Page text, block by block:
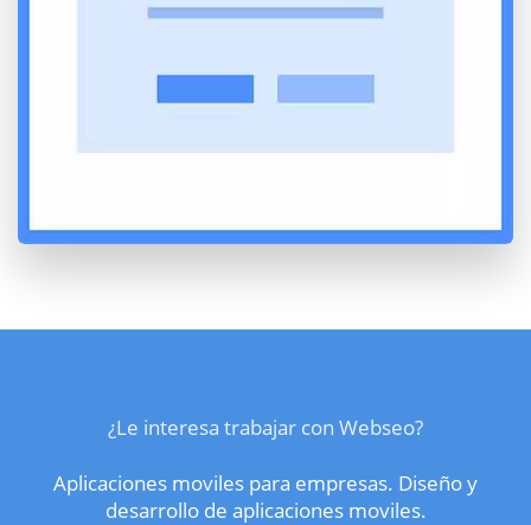
¿Le interesa trabajar con Webseo?
Aplicaciones moviles para empresas. Diseño y
desarrollo de aplicaciones moviles.